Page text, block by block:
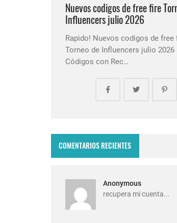
Nuevos codigos de free fire
Influencers julio 2026
Rapido! Nuevos codigos de free
Torneo de Influencers julio 2026
Códigos con Rec…
COMENTARIOS RECIENTES
Anonymous
recupera mi cuenta...